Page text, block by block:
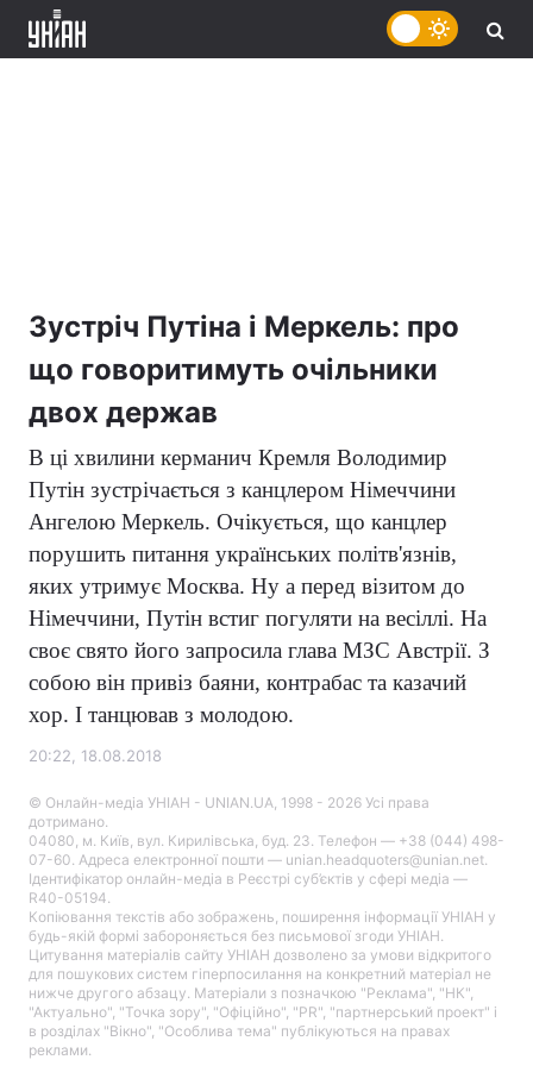
Зустріч Путіна і Меркель: про
що говоритимуть очільники
двох держав
В ці хвилини керманич Кремля Володимир
Путін зустрічається з канцлером Німеччини
Ангелою Меркель. Очікується, що канцлер
порушить питання українських політв'язнів,
яких утримує Москва. Ну а перед візитом до
Німеччини, Путін встиг погуляти на весіллі. На
своє свято його запросила глава МЗС Австрії. З
собою він привіз баяни, контрабас та казачий
хор. І танцював з молодою.
20:22, 18.08.2018
© Онлайн-медіа УНІАН - UNIAN.UA, 1998 - 2026 Усі права
дотримано.
04080, м. Київ, вул. Кирилівська, буд. 23. Телефон — +38 (044) 498-
07-60. Адреса електронної пошти — unian.headquoters@unian.net.
Ідентифікатор онлайн-медіа в Реєстрі суб’єктів у сфері медіа —
R40-05194.
Копіювання текстів або зображень, поширення інформації УНІАН у
будь-якій формі забороняється без письмової згоди УНІАН.
Цитування матеріалів сайту УНІАН дозволено за умови відкритого
для пошукових систем гіперпосилання на конкретний матеріал не
нижче другого абзацу. Матеріали з позначкою "Реклама", "НК",
"Актуально", "Точка зору", "Офіційно", "PR", "партнерський проект" і
в розділах "Вікно", "Особлива тема" публікуються на правах
реклами.